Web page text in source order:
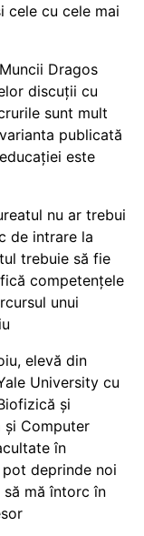
cele cu cele mai
Dragos
discuții cu
sunt mult
publicată
este
nu ar trebui
de intrare la
trebuie să fie
competențele
unui
elevă din
University cu
și
și Computer
în
deprinde noi
mă întorc în